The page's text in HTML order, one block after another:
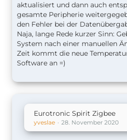
aktualisiert und dann auch
gesamte Peripherie
den Fehler bei der
Naja, lange Rede kurzer Sinn:
System nach einer manuellen
Zeit kommt die neue
Software an =)
Eurotronic Spirit Zigbee
yveslae 28. November 2020